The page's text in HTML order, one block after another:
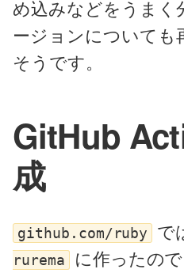
め込みなどをうまく
ージョンについても
そうです。
GitHub
成
github.com/ruby で
rurema に作ったので